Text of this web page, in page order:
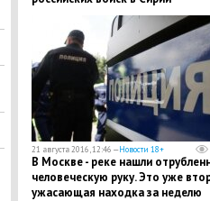
21 августа 2016, 12:46 —Новости 18+
В Москве - реке нашли
человеческую руку. Это уже
ужасающая находка за неделю